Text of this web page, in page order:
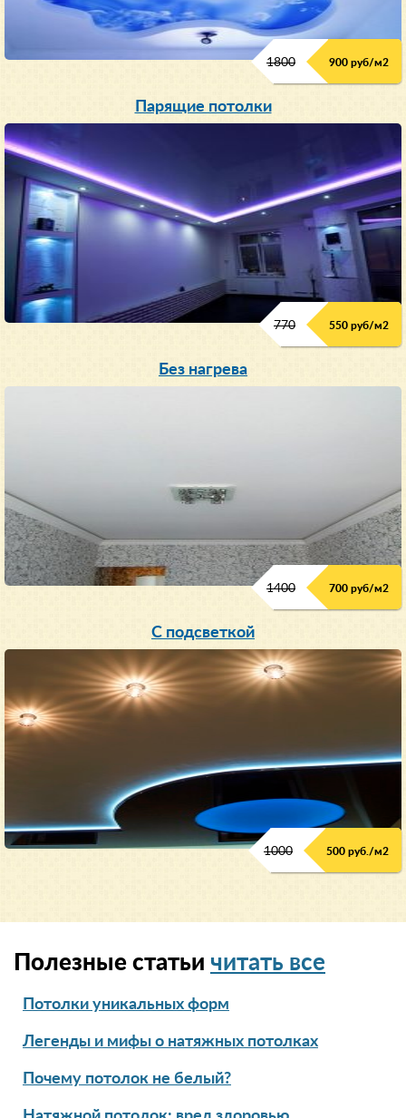
1800 900 руб/м2
Парящие потолки
770 550 руб/м2
Без нагрева
1400 700 руб/м2
С подсветкой
1000 500 руб./м2
Полезные статьи читать все
Потолки уникальных форм
Легенды и мифы о натяжных потолках
Почему потолок не белый?